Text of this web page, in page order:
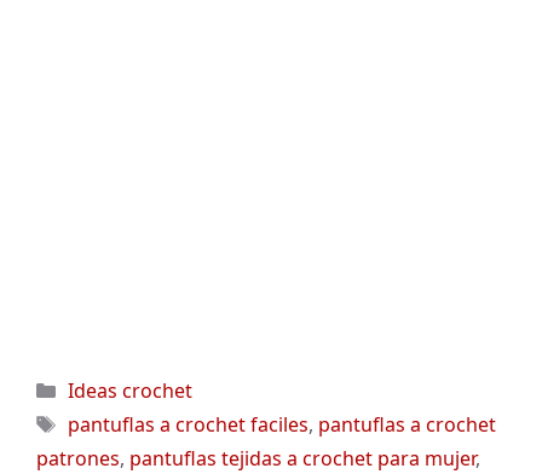
Categorías
Ideas crochet
Etiquetas
pantuflas a crochet faciles, pantuflas a crochet
patrones, pantuflas tejidas a crochet para mujer,